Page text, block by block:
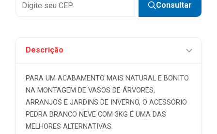
Consultar
Descrição
PARA UM ACABAMENTO MAIS NATURAL E BONITO
NA MONTAGEM DE VASOS DE ÁRVORES,
ARRANJOS E JARDINS DE INVERNO, O ACESSÓRIO
PEDRA BRANCO NEVE COM 3KG É UMA DAS
MELHORES ALTERNATIVAS.